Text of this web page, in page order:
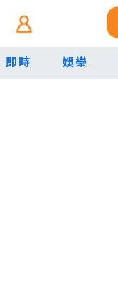
即時 娛樂